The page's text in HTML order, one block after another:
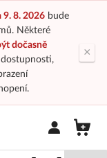
9. 8. 2026bude
Některé
dočasně
×
Přihlásit/